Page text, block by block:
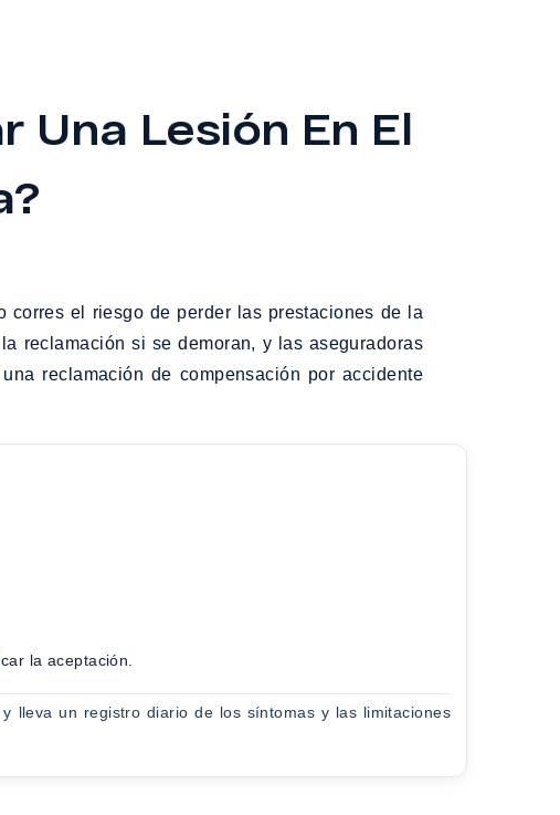
Una Lesión En El
el riesgo de perder las prestaciones de la
reclamación si se demoran, y las aseguradoras
reclamación de compensación por accidente
la aceptación.
lleva un registro diario de los síntomas y las limitaciones